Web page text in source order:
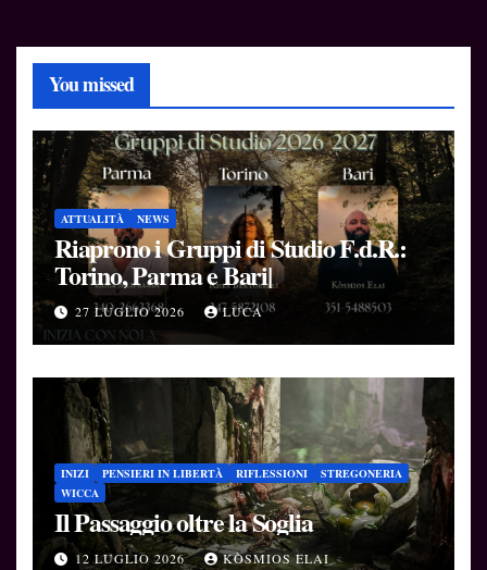
You missed
ATTUALITÀ NEWS
Riaprono i Gruppi di Studio F.d.R.:
Torino, Parma e Bari|
27 LUGLIO 2026 LUCA
INIZI PENSIERI IN LIBERTÀ RIFLESSIONI
STREGONERIA
WICCA
Il Passaggio oltre la Soglia
12 LUGLIO 2026 KÒSMIOS ELAI